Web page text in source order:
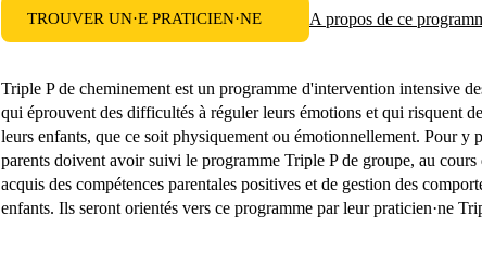
TROUVER UN·E PRATICIEN·NE A propos de ce
Triple P de cheminement est un programme d'intervention intensive
qui éprouvent des difficultés à réguler leurs émotions et qui risquent
leurs enfants, que ce soit physiquement ou émotionnellement. Pour y
parents doivent avoir suivi le programme Triple P de groupe, au
acquis des compétences parentales positives et de gestion des
enfants. Ils seront orientés vers ce programme par leur praticien·ne